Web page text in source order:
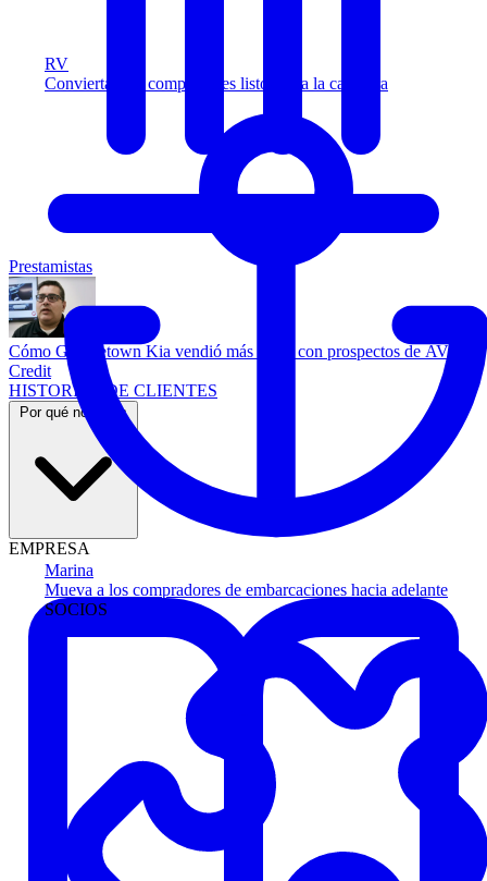
RV
Convierta más compradores listos para la carretera
Marina
Mueva a los compradores de embarcaciones hacia adelante
SOCIOS
Prestamistas
Cómo Georgetown Kia vendió más autos con prospectos de AVA
Credit
HISTORIAS DE CLIENTES
Por qué nosotros
EMPRESA